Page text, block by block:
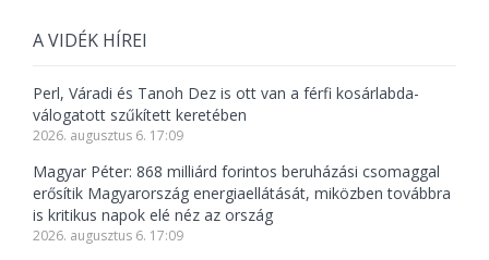
A VIDÉK HÍREI
Perl, Váradi és Tanoh Dez is ott van a férfi kosárlabda-
válogatott szűkített keretében
2026. augusztus 6. 17:09
Magyar Péter: 868 milliárd forintos beruházási csomaggal
erősítik Magyarország energiaellátását, miközben továbbra
is kritikus napok elé néz az ország
2026. augusztus 6. 17:09